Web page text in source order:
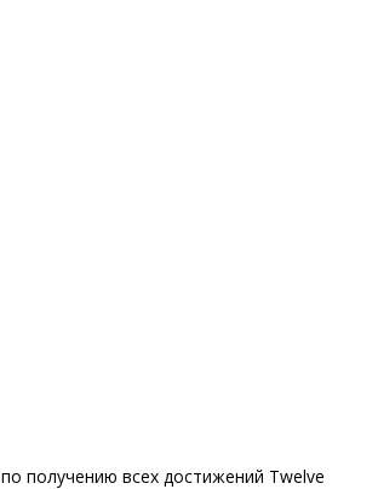
получению всех достижений Twelve